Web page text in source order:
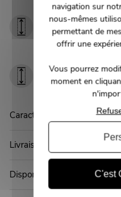
Hauteur :
86 cm
Hauteur
d'assise :
Caractéristiques
Livraison
Disponible en 1 autre
navigation sur
nous-mêmes
permettant de
offrir une
Vous pourrez
moment en
C'est